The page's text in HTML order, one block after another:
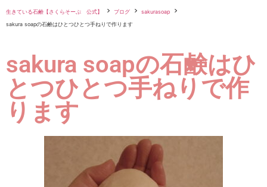
生きている石鹸【さくらそーぷ 公式】 ブログ
sakurasoap
sakura soapの石鹸はひとつひとつ手ねりで作ります
sakura soapの石鹸はひ
とつひとつ手ねりで作
ります